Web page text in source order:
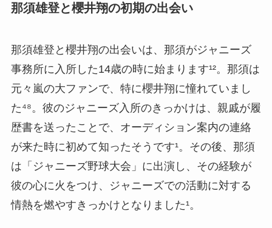
那須雄登と櫻井翔の初期の出会い
那須雄登と櫻井翔の出会いは、那須がジャニーズ
事務所に入所した14歳の時に始まります¹²。那須は
元々嵐の大ファンで、特に櫻井翔に憧れていまし
た⁴⁸。彼のジャニーズ入所のきっかけは、親戚が履
歴書を送ったことで、オーディション案内の連絡
が来た時に初めて知ったそうです¹。その後、那須
は「ジャニーズ野球大会」に出演し、その経験が
彼の心に火をつけ、ジャニーズでの活動に対する
情熱を燃やすきっかけとなりました¹。